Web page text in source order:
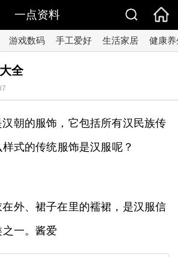
一点资料
游戏数码 手工爱好 生活家居 健康养
全
朝的服饰，它包括所有汉民族传
式的传统服饰是汉服呢？
外、裙子在里的襦裙，是汉服信
一。酱爱